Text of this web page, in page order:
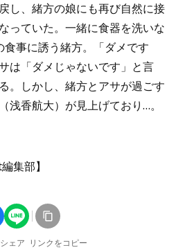
し、緒方の娘にも再び自然に接
っていた。一緒に食器を洗いな
事に誘う緒方。「ダメです
は「ダメじゃないです」と言
。しかし、緒方とアサが過ごす
浅香航大）が見上げており…。
集部】
ェア リンクをコピー